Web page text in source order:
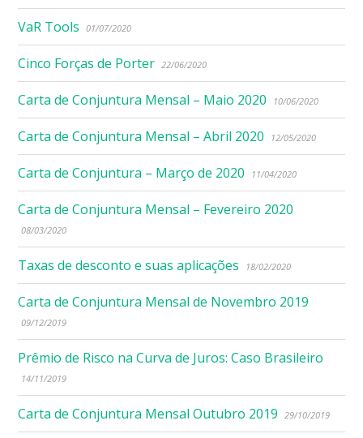
VaR Tools 01/07/2020
Cinco Forças de Porter 22/06/2020
Carta de Conjuntura Mensal – Maio 2020 10/06/2020
Carta de Conjuntura Mensal – Abril 2020 12/05/2020
Carta de Conjuntura – Março de 2020 11/04/2020
Carta de Conjuntura Mensal – Fevereiro 2020
08/03/2020
Taxas de desconto e suas aplicações 18/02/2020
Carta de Conjuntura Mensal de Novembro 2019
09/12/2019
Prêmio de Risco na Curva de Juros: Caso Brasileiro
14/11/2019
Carta de Conjuntura Mensal Outubro 2019 29/10/2019